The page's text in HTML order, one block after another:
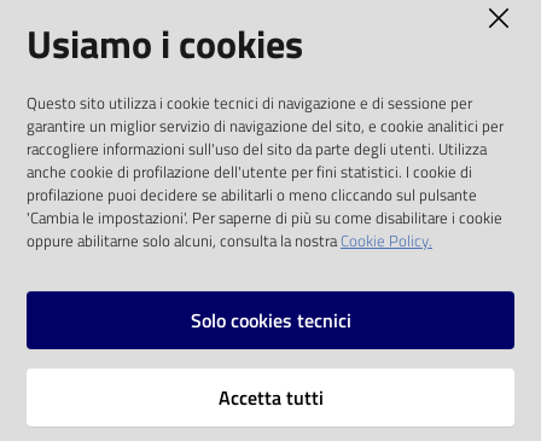
Eventi
Chiedi al
bibliotecario
Avvisi
Orari
solo alle condizioni previste dalla direttiva
comunitaria 2003/98/CE e dal d.lgs. 36/2006
SOCIAL
Instagram
Vai alla pagina
Usiamo i cookies
Questo sito utilizza i cookie tecnici di navigazione e di sessione per
garantire un miglior servizio di navigazione del sito, e cookie analitici per
raccogliere informazioni sull'uso del sito da parte degli utenti. Utilizza
anche cookie di profilazione dell'utente per fini statistici. I cookie di
profilazione puoi decidere se abilitarli o meno cliccando sul pulsante
'Cambia le impostazioni'. Per saperne di più su come disabilitare i cookie
oppure abilitarne solo alcuni, consulta la nostraCookie Policy.
Solo cookies tecnici
Accetta tutti